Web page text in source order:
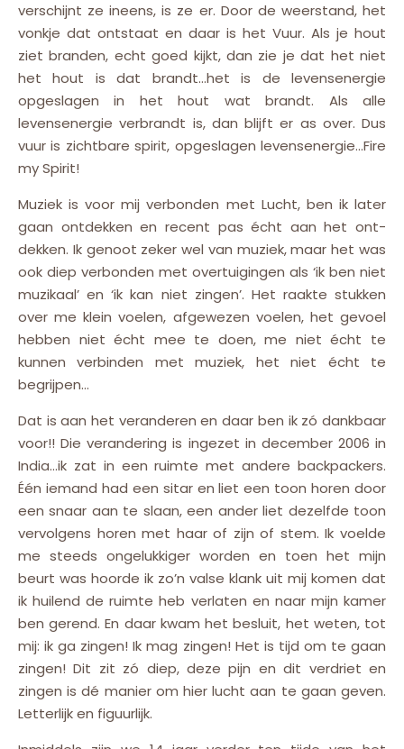
verschijnt ze ineens, is ze er. Door de weerstand, het
vonkje dat ontstaat en daar is het Vuur. Als je hout
ziet branden, echt goed kijkt, dan zie je dat het niet
het hout is dat brandt…het is de levensenergie
opgeslagen in het hout wat brandt. Als alle
levensenergie verbrandt is, dan blijft er as over. Dus
vuur is zichtbare spirit, opgeslagen levensenergie…Fire
my Spirit!
Muziek is voor mij verbonden met Lucht, ben ik later
gaan ontdekken en recent pas écht aan het ont-
dekken. Ik genoot zeker wel van muziek, maar het was
ook diep verbonden met overtuigingen als ‘ik ben niet
muzikaal’ en ‘ik kan niet zingen’. Het raakte stukken
over me klein voelen, afgewezen voelen, het gevoel
hebben niet écht mee te doen, me niet écht te
kunnen verbinden met muziek, het niet écht te
begrijpen…
Dat is aan het veranderen en daar ben ik zó dankbaar
voor!! Die verandering is ingezet in december 2006 in
India…ik zat in een ruimte met andere backpackers.
Één iemand had een sitar en liet een toon horen door
een snaar aan te slaan, een ander liet dezelfde toon
vervolgens horen met haar of zijn of stem. Ik voelde
me steeds ongelukkiger worden en toen het mijn
beurt was hoorde ik zo’n valse klank uit mij komen dat
ik huilend de ruimte heb verlaten en naar mijn kamer
ben gerend. En daar kwam het besluit, het weten, tot
mij: ik ga zingen! Ik mag zingen! Het is tijd om te gaan
zingen! Dit zit zó diep, deze pijn en dit verdriet en
zingen is dé manier om hier lucht aan te gaan geven.
Letterlijk en figuurlijk.